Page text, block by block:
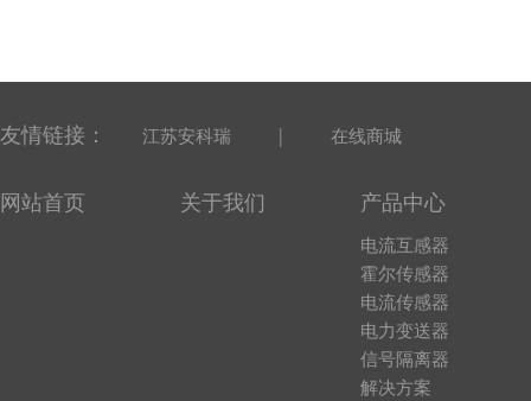
友情链接： 江苏安科瑞 | 在线商城
网站首页 关于我们 产品中心
电流互感器
霍尔传感器
电流传感器
电力变送器
信号隔离器
解决方案